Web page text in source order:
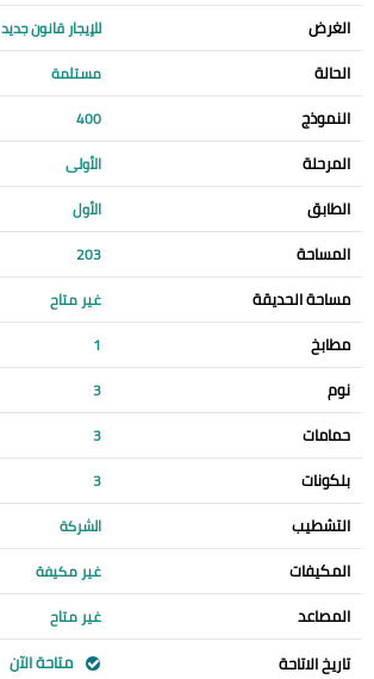
الغرض للإيجار قانون جديد
الحالة مستلمة
النموذج 400
المرحلة الأولى
الطابق الأول
المساحة 203
مساحة الحديقة غير متاح
مطابخ 1
نوم 3
حمامات 3
بلكونات 3
التشطيب الشركة
المكيفات غير مكيفة
المصاعد غير متاح
تاريخ الاتاحة متاحة الآن